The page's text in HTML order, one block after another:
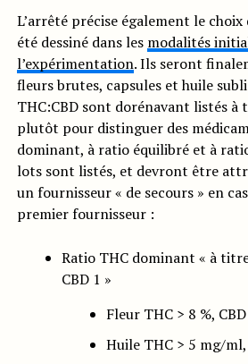
L’arrêté précise également le
été dessiné dans les modalités
l’expérimentation. Ils seront
fleurs brutes, capsules et huile
THC:CBD sont dorénavant listés
plutôt pour distinguer des
dominant, à ratio équilibré et à
lots sont listés, et devront être
un fournisseur « de secours » en
premier fournisseur :
Ratio THC dominant « à
CBD 1 »
Fleur THC > 8 %,
Huile THC > 5 mg/